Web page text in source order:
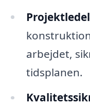
arbejdet,
tidsplanen.